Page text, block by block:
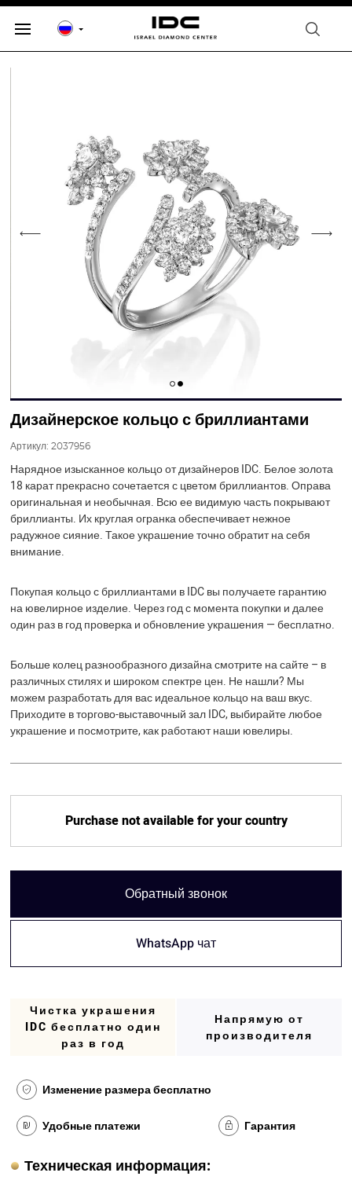
Дизайнерское кольцо с бриллиантами
Артикул:2037956
Нарядное изысканное кольцо от дизайнеров IDC. Белое золота
18 карат прекрасно сочетается с цветом бриллиантов. Оправа
оригинальная и необычная. Всю ее видимую часть покрывают
бриллианты. Их круглая огранка обеспечивает нежное
радужное сияние. Такое украшение точно обратит на себя
внимание.
Покупая кольцо с бриллиантами в IDC вы получаете гарантию
на ювелирное изделие. Через год с момента покупки и далее
один раз в год проверка и обновление украшения — бесплатно.
Больше колец разнообразного дизайна смотрите на сайте – в
различных стилях и широком спектре цен. Не нашли? Мы
можем разработать для вас идеальное кольцо на ваш вкус.
Приходите в торгово-выставочный зал IDC, выбирайте любое
украшение и посмотрите, как работают наши ювелиры.
Purchase not available for your country
Обратный звонок
WhatsApp чат
Чистка украшения
IDC бесплатно один
раз в год
Напрямую от
производителя
Изменение размера бесплатно
Удобные платежи Гарантия
Техническая информация: